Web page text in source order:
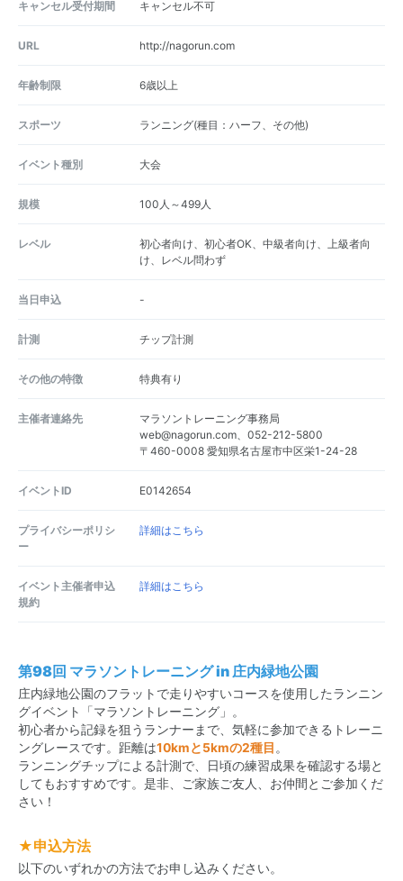
キャンセル受付期間 キャンセル不可
URL http://nagorun.com
年齢制限 6歳以上
スポーツ ランニング(種目：ハーフ、その他)
イベント種別 大会
規模 100人～499人
レベル
初心者向け、初心者OK、中級者向け、上級者向
け、レベル問わず
当日申込 -
計測 チップ計測
その他の特徴 特典有り
主催者連絡先
マラソントレーニング事務局
web@nagorun.com、052-212-5800
〒460-0008 愛知県名古屋市中区栄1-24-28
イベントID E0142654
プライバシーポリシ
ー
詳細はこちら
イベント主催者申込
規約
詳細はこちら
第98回 マラソントレーニング in 庄内緑地公園
庄内緑地公園のフラットで走りやすいコースを使用したランニン
グイベント「マラソントレーニング」。
初心者から記録を狙うランナーまで、気軽に参加できるトレーニ
ングレースです。距離は10kmと5kmの2種目 。
ランニングチップによる計測で、日頃の練習成果を確認する場と
してもおすすめです。是非、ご家族ご友人、お仲間とご参加くだ
さい！
★申込方法
以下のいずれかの方法でお申し込みください。